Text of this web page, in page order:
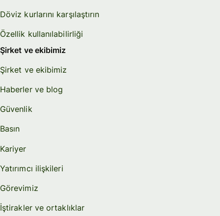
Döviz kurlarını karşılaştırın
Özellik kullanılabilirliği
Şirket ve ekibimiz
Şirket ve ekibimiz
Haberler ve blog
Güvenlik
Basın
Kariyer
Yatırımcı ilişkileri
Görevimiz
İştirakler ve ortaklıklar